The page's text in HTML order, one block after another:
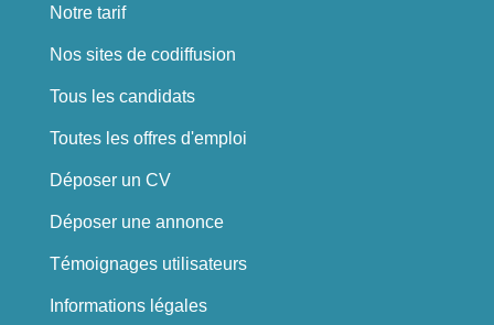
Notre tarif
Nos sites de codiffusion
Tous les candidats
Toutes les offres d'emploi
Déposer un CV
Déposer une annonce
Témoignages utilisateurs
Informations légales